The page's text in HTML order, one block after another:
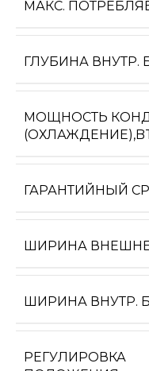
МАКС.
ГЛУБИНА ВНУТР.
МОЩНОСТЬ
ГАРАНТИЙНЫЙ
ШИРИНА
ШИРИНА ВНУТР.
РЕГУЛИРОВКА